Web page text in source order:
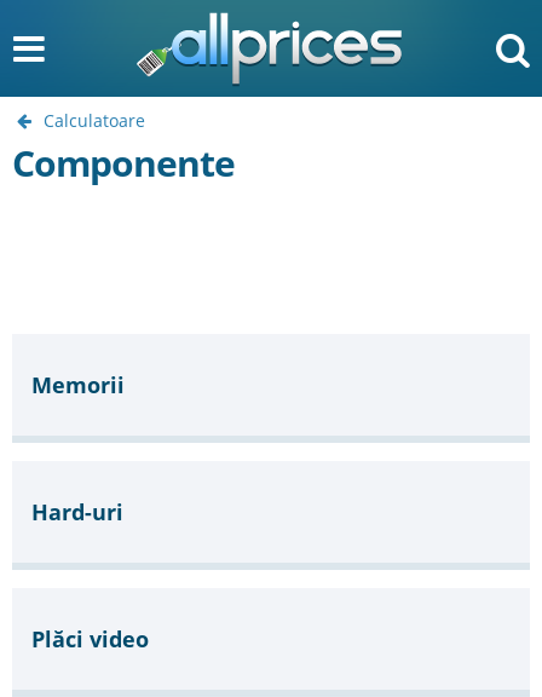
Calculatoare
Componente
Memorii
Hard-uri
Plăci video